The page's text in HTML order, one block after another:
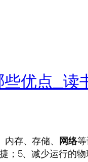
优点_读
存、存储、 网络
；5、减少运行的